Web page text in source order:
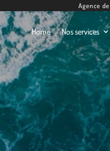
Agence
Home Nos services